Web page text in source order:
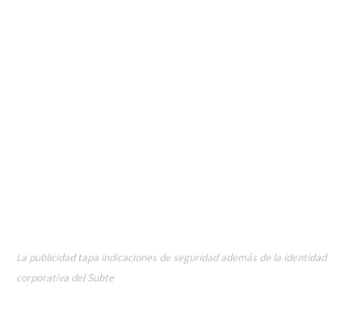
La publicidad tapa indicaciones de seguridad además de la identidad
corporativa del Subte